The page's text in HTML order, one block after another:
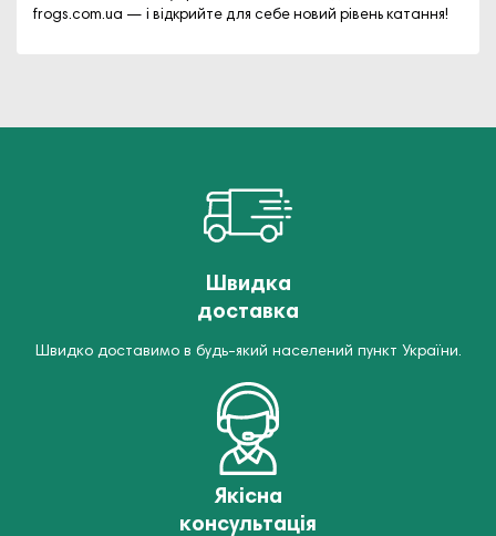
frogs.com.ua — і відкрийте для себе новий рівень катання!
Швидка
доставка
Швидко доставимо в будь-який населений пункт України.
Якісна
консультація